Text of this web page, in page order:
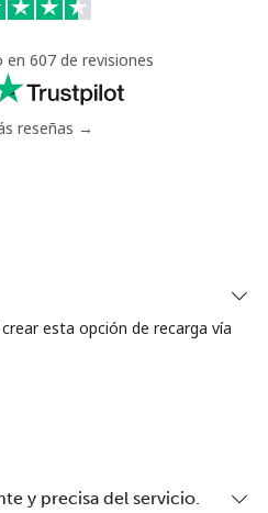
665 min por ⁦€10⁩
en 607 de revisiones
reseñas →
esta opción de recarga vía
y precisa del servicio.